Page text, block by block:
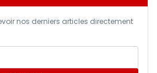
nos derniers articles directement